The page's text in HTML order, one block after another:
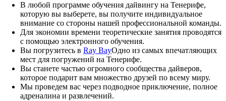
В любой программе обучения дайвингу на Тенерифе,
которую вы выберете, вы получите индивидуальное
внимание со стороны нашей профессиональной команды.
Для экономии времени теоретические занятия проводятся
с помощью электронного обучения.
Вы погрузитесь в Ray BayОдно из самых впечатляющих
мест для погружений на Тенерифе.
Вы станете частью огромного сообщества дайверов,
которое подарит вам множество друзей по всему миру.
Мы проведем вас через подводное приключение, полное
адреналина и развлечений.